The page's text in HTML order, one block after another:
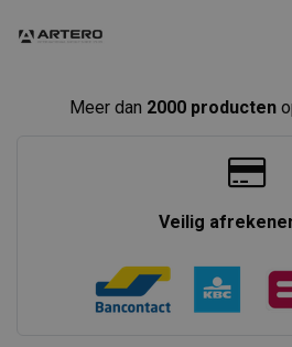
Meer dan 2000 producten
Veilig